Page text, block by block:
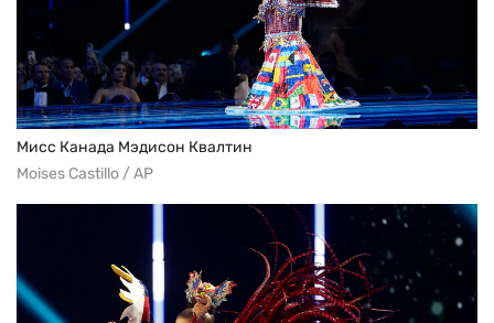
Мисс Канада Мэдисон Квалтин
Moises Castillo / AP